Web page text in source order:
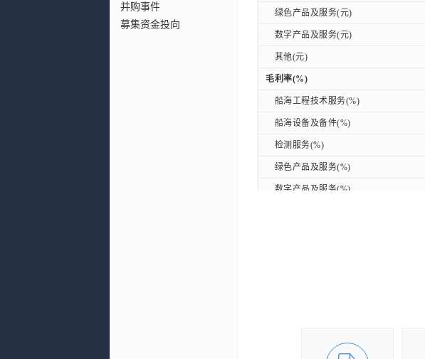
并购事件
募集资金投向
绿色产品及服务(元)
数字产品及服务(元)
其他(元)
毛利率(%)
船海工程技术服务(%)
船海设备及备件(%)
检测服务(%)
绿色产品及服务(%)
数字产品及服务(%)
数字产品及服务(%)
绿色产品及服务(元)
数字产品及服务(元)
其他(元)
毛利率(%)
船海工程技术服务(%)
船海设备及备件(%)
检测服务(%)
绿色产品及服务(%)
数字产品及服务(%)
数字产品及服务(%)